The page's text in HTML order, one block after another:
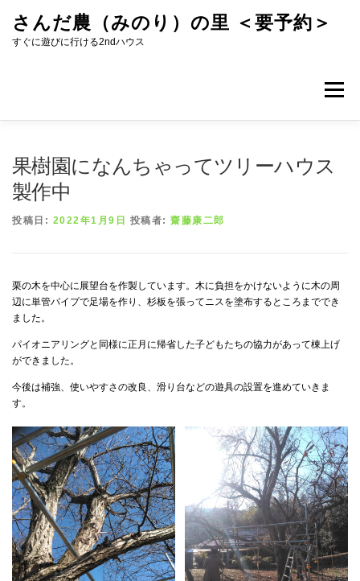
キ
さんだ農（みのり）の里 ＜要予約＞
すぐに遊びに行ける2ndハウス
メニュー
果樹園になんちゃってツリーハウス
製作中
投稿日: 2022年1月9日 投稿者: 齋藤康二郎
栗の木を中心に展望台を作製しています。木に負担をかけないように木の周
辺に単管パイプで足場を作り、杉板を張ってニスを塗布するところまででき
ました。
パイオニアリングと同様に正月に帰省した子どもたちの協力があって棟上げ
ができました。
今後は補強、使いやすさの改良、滑り台などの遊具の設置を進めていきま
す。